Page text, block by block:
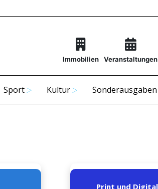
Immobilien Veranstaltungen
Sport Kultur Sonderausgaben